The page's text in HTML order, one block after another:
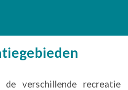
verschillende recreatie